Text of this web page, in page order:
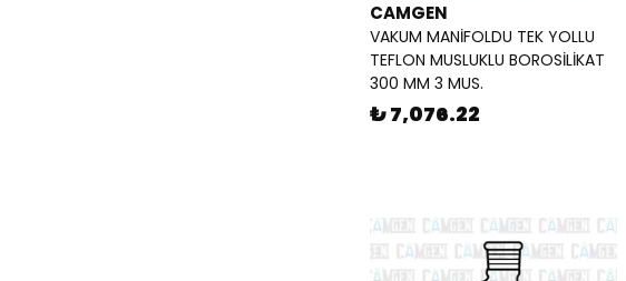
CAMGEN
VAKUM MANİFOLDU TEK YOLLU
TEFLON MUSLUKLU BOROSİLİKAT
300 MM 3 MUS.
₺ 7,076.22